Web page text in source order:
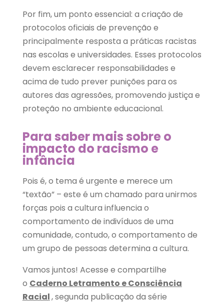
Por fim, um ponto essencial: a criação de
protocolos oficiais de prevenção e
principalmente resposta a práticas racistas
nas escolas e universidades. Esses protocolos
devem esclarecer responsabilidades e
acima de tudo prever punições para os
autores das agressões, promovendo justiça e
proteção no ambiente educacional.
Para saber mais sobre o
impacto do racismo e
infância
Pois é, o tema é urgente e merece um
“textão” – este é um chamado para unirmos
forças pois a cultura influencia o
comportamento de indivíduos de uma
comunidade, contudo, o comportamento de
um grupo de pessoas determina a cultura.
Vamos juntos! Acesse e compartilhe
o Caderno Letramento e Consciência
Racial, segunda publicação da série